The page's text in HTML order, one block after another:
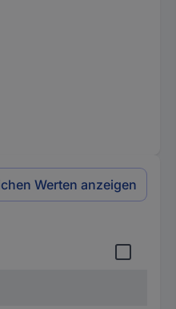
Werten anzeigen